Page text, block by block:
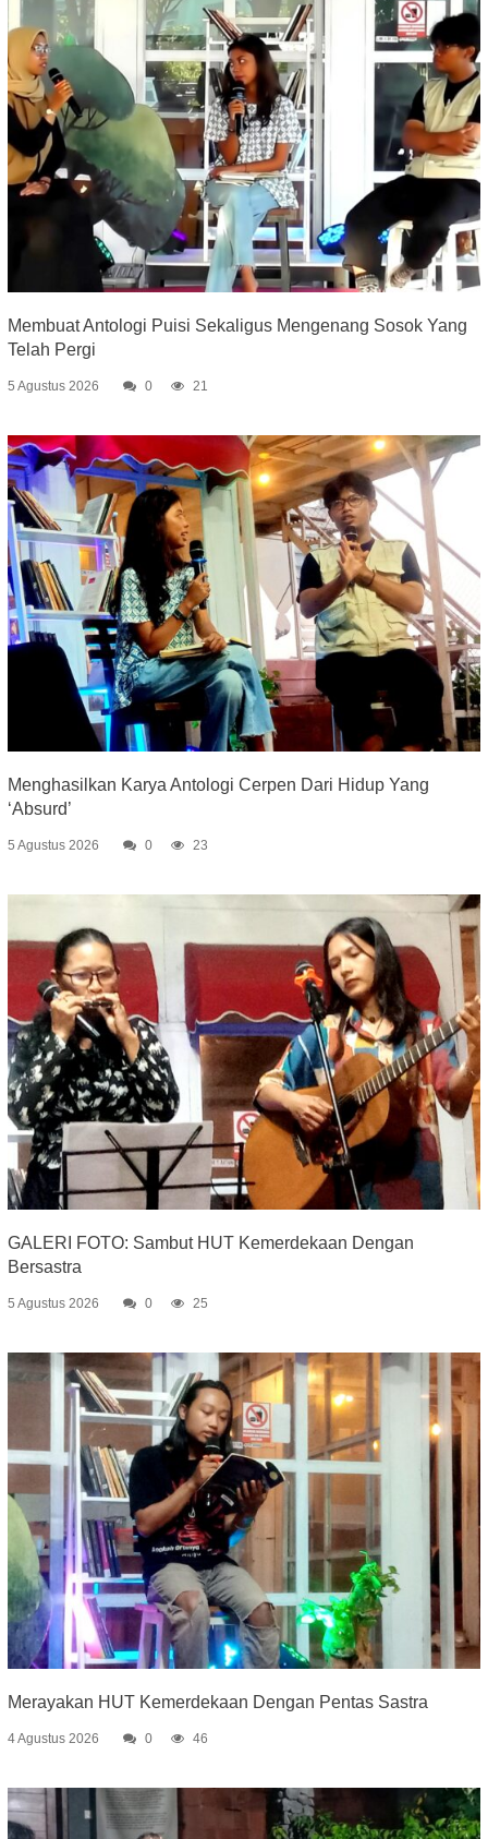
Membuat Antologi Puisi Sekaligus Mengenang Sosok Yang
Telah Pergi
5 Agustus 2026 0 21
Menghasilkan Karya Antologi Cerpen Dari Hidup Yang
‘Absurd’
5 Agustus 2026 0 23
GALERI FOTO: Sambut HUT Kemerdekaan Dengan
Bersastra
5 Agustus 2026 0 25
Merayakan HUT Kemerdekaan Dengan Pentas Sastra
4 Agustus 2026 0 46